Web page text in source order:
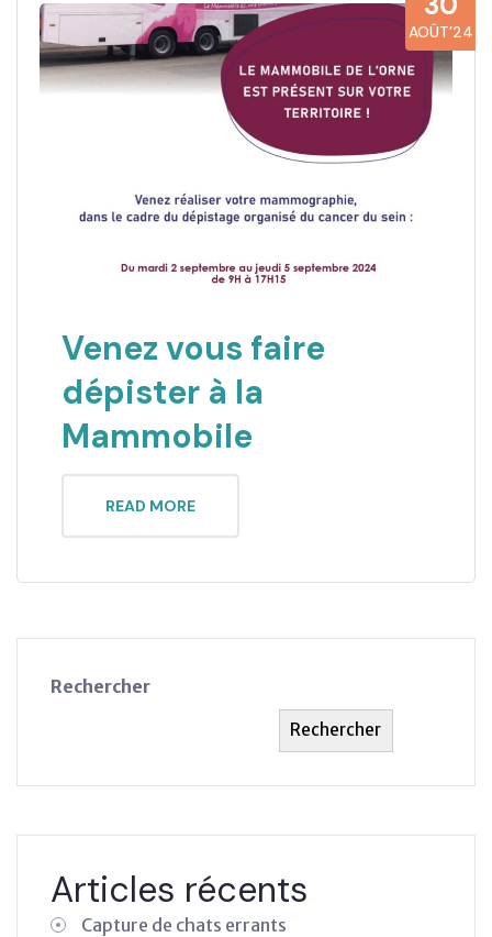
AOÛT’24
Venez vous faire
dépister à la
Mammobile
READ MORE
Rechercher
Rechercher
Articles récents
Capture de chats errants